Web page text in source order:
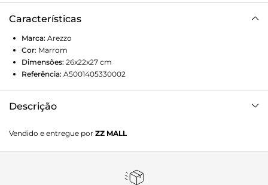
Características
Marca: Arezzo
Cor: Marrom
Dimensões: 26x22x27 cm
Referência: A5001405330002
Descrição
formato estruturado e acabamento texturizado. Traz alças
costuradas nas capas. Com fecho em lapela e detalhe na
Vendido e entregue por ZZ MALL